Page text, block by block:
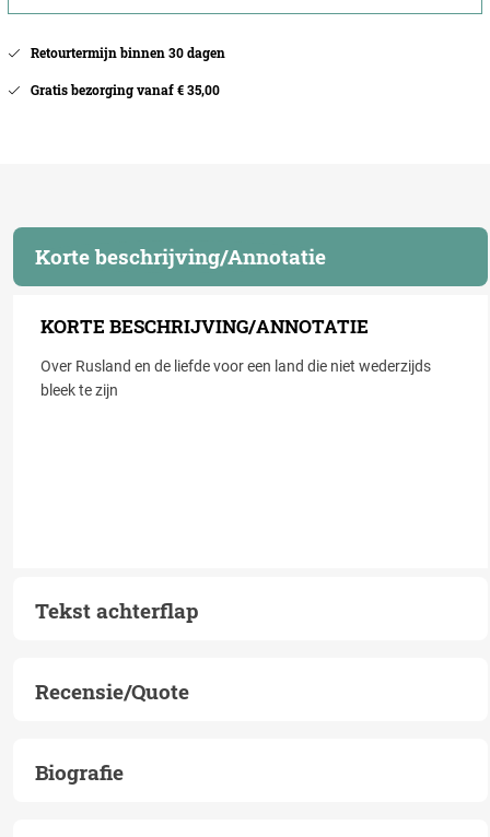
Retourtermijn binnen 30 dagen
Gratis bezorging vanaf € 35,00
Korte beschrijving/Annotatie
KORTE BESCHRIJVING/ANNOTATIE
Over Rusland en de liefde voor een land die niet wederzijds
bleek te zijn
Tekst achterflap
Recensie/Quote
Biografie